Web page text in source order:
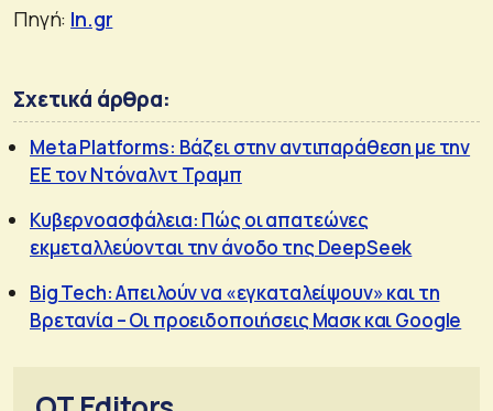
Πηγή: In.gr
Σχετικά άρθρα:
Meta Platforms: Βάζει στην αντιπαράθεση με την
ΕΕ τον Ντόναλντ Τραμπ
Κυβερνοασφάλεια: Πώς οι απατεώνες
εκμεταλλεύονται την άνοδο της DeepSeek
Big Tech: Απειλούν να «εγκαταλείψουν» και τη
Βρετανία – Οι προειδοποιήσεις Μασκ και Google